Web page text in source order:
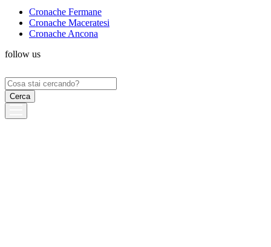
Cronache Fermane
Cronache Maceratesi
Cronache Ancona
follow us
Ricerca
per: